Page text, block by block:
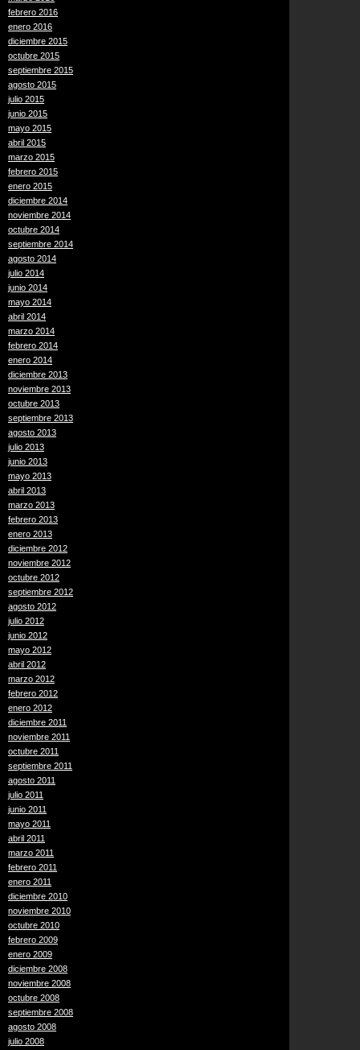
febrero 2016
enero 2016
diciembre 2015
octubre 2015
septiembre 2015
agosto 2015
julio 2015
junio 2015
mayo 2015
abril 2015
marzo 2015
febrero 2015
enero 2015
diciembre 2014
noviembre 2014
octubre 2014
septiembre 2014
agosto 2014
julio 2014
junio 2014
mayo 2014
abril 2014
marzo 2014
febrero 2014
enero 2014
diciembre 2013
noviembre 2013
octubre 2013
septiembre 2013
agosto 2013
julio 2013
junio 2013
mayo 2013
abril 2013
marzo 2013
febrero 2013
enero 2013
diciembre 2012
noviembre 2012
octubre 2012
septiembre 2012
agosto 2012
julio 2012
junio 2012
mayo 2012
abril 2012
marzo 2012
febrero 2012
enero 2012
diciembre 2011
noviembre 2011
octubre 2011
septiembre 2011
agosto 2011
julio 2011
junio 2011
mayo 2011
abril 2011
marzo 2011
febrero 2011
enero 2011
diciembre 2010
noviembre 2010
octubre 2010
febrero 2009
enero 2009
diciembre 2008
noviembre 2008
octubre 2008
septiembre 2008
agosto 2008
julio 2008